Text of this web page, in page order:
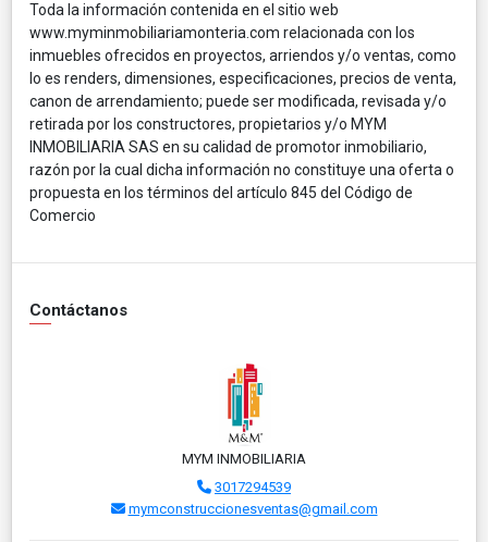
Toda la información contenida en el sitio web
www.myminmobiliariamonteria.com relacionada con los
inmuebles ofrecidos en proyectos, arriendos y/o ventas, como
lo es renders, dimensiones, especificaciones, precios de venta,
canon de arrendamiento; puede ser modificada, revisada y/o
retirada por los constructores, propietarios y/o MYM
INMOBILIARIA SAS en su calidad de promotor inmobiliario,
razón por la cual dicha información no constituye una oferta o
propuesta en los términos del artículo 845 del Código de
Comercio
Contáctanos
MYM INMOBILIARIA
3017294539
mymconstruccionesventas@gmail.com